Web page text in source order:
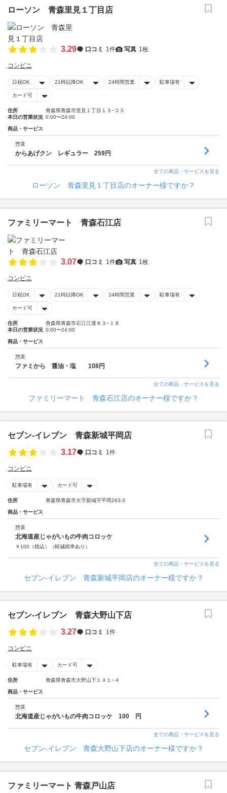
ローソン 青森里見１丁目店
3.29 口コミ 1件 写真 1枚
コンビニ
日祝OK 21時以降OK 24時間営業 駐車場有
カード可
住所
青森県青森市里見１丁目１３−２５
本日の営業状況 0:00〜24:00
商品・サービス
惣菜
からあげクン レギュラー 259円
全ての商品・サービスを見る
ローソン 青森里見１丁目店のオーナー様ですか？
ファミリーマート 青森石江店
3.07 口コミ 1件 写真 1枚
コンビニ
日祝OK 21時以降OK 24時間営業 駐車場有
カード可
住所
青森県青森市石江江渡８３−１８
本日の営業状況 0:00〜24:00
商品・サービス
惣菜
ファミから 醤油・塩 108円
全ての商品・サービスを見る
ファミリーマート 青森石江店のオーナー様ですか？
セブン‐イレブン 青森新城平岡店
3.17
口コミ 1件
コンビニ
駐車場有 カード可
住所 青森県青森市大字新城字平岡263-3
商品・サービス
惣菜
北海道産じゃがいもの牛肉コロッケ
￥ 100 （税込） （軽減税率あり）
全ての商品・サービスを見る
セブン‐イレブン 青森新城平岡店のオーナー様ですか？
セブン‐イレブン 青森大野山下店
3.27
口コミ 1件
コンビニ
駐車場有 カード可
住所 青森県青森市大野山下１４１−４
商品・サービス
惣菜
北海道産じゃがいもの牛肉コロッケ 100 円
全ての商品・サービスを見る
セブン‐イレブン 青森大野山下店のオーナー様ですか？
ファミリーマート 青森戸山店